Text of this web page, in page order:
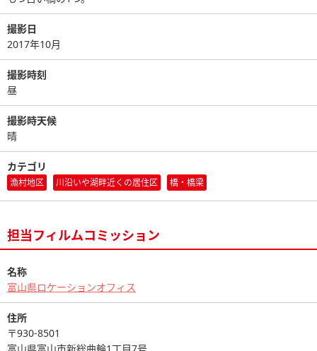
撮影日
2017年10月
撮影時刻
昼
撮影時天候
晴
カテゴリ
漁村地区 川沿いや湖畔近くの居住区 橋・橋梁
担当フィルムコミッション
名称
富山県ロケーションオフィス
住所
〒930-8501
富山県富山市新総曲輪1丁目7号